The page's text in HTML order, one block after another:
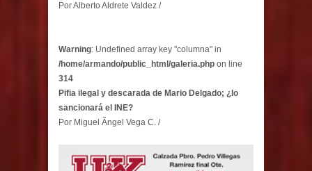
Por Alberto Aldrete Valdez /
Warning: Undefined array key "columna" in
/home/armando/public_html/galeria.php on line
314
Pifia ilegal y descarada de Mario Delgado; ¿lo
sancionará el INE?
Por Miguel Ãngel Vega C. /